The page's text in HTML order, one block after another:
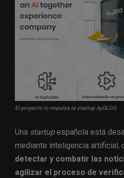
El proyecto lo impulsa la startup AyGLOO
Una startupespañola está
mediante inteligencia artificial,
detectar y combatir las
agilizar el proceso de